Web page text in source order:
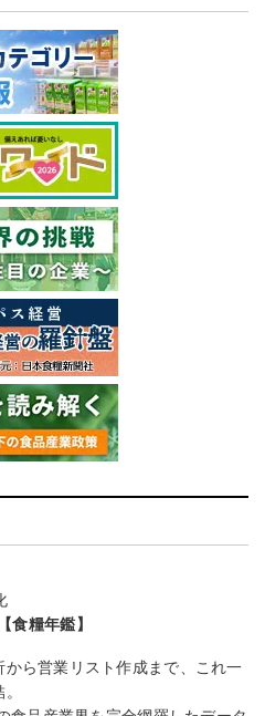
食糧年鑑】
から営業リスト作成まで、これ一